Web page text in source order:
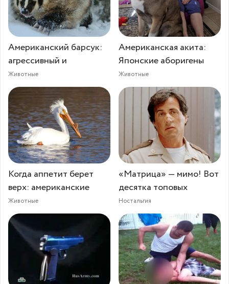
Американский барсук:
агрессивный и
Животные
Американская акита:
Японские аборигены
Животные
Когда аппетит берет
верх: американские
Животные
«Матрица» — мимо! Вот
десятка топовых
Ностальгия